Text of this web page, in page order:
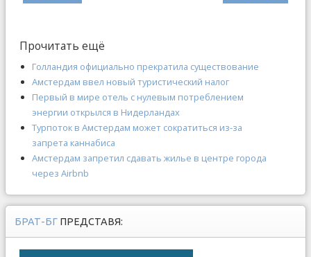
Прочитать ещё
Голландия официально прекратила существование
Амстердам ввел новый туристический налог
Первый в мире отель с нулевым потреблением
энергии открылся в Нидерландах
Турпоток в Амстердам может сократиться из-за
запрета каннабиса
Амстердам запретил сдавать жилье в центре города
через Airbnb
БРАТ-БГ ПРЕДСТАВЯ: